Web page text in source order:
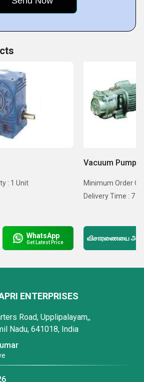
: 1 Unit
WhatsApp
Get Latest Price
Vacuum Pumps
Minimum Order
Delivery Time : 7
விசாரணையை
ENTERPRISES
Road, Upplipalayam,,
Nadu, 641018, India